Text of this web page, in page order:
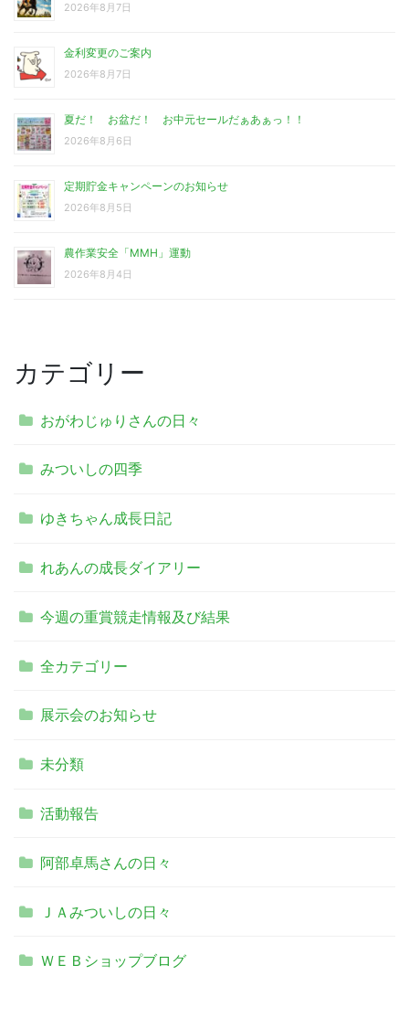
2026年8月7日
金利変更のご案内
2026年8月7日
夏だ！ お盆だ！ お中元セールだぁあぁっ！！
2026年8月6日
定期貯金キャンペーンのお知らせ
2026年8月5日
農作業安全「MMH」運動
2026年8月4日
カテゴリー
おがわじゅりさんの日々
みついしの四季
ゆきちゃん成長日記
れあんの成長ダイアリー
今週の重賞競走情報及び結果
全カテゴリー
展示会のお知らせ
未分類
活動報告
阿部卓馬さんの日々
ＪＡみついしの日々
ＷＥＢショップブログ